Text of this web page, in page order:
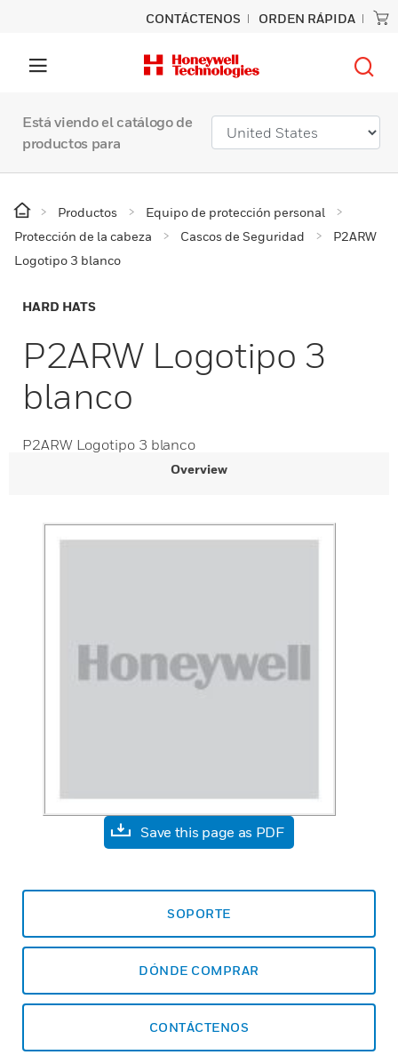
CONTÁCTENOS ORDEN RÁPIDA
Está viendo el catálogo de
productos para
Productos
Equipo de protección personal
Protección de la cabeza
Cascos de Seguridad
P2ARW
Logotipo 3 blanco
HARD HATS
P2ARW Logotipo 3
blanco
P2ARW Logotipo 3 blanco
Overview
Save this page as PDF
SOPORTE
DÓNDE COMPRAR
CONTÁCTENOS